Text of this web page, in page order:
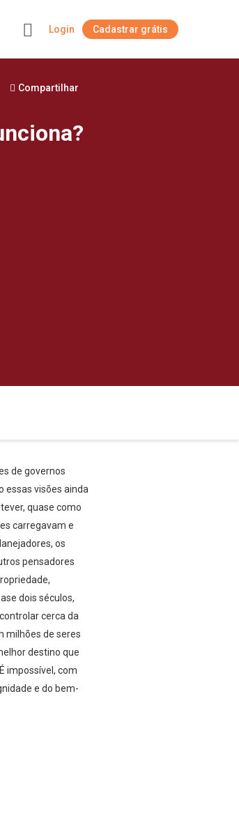
Login Cadastrar grátis
Compartilhar
de governos
essas visões ainda
quase como
carregavam e
os
pensadores
dois séculos,
cerca da
milhões de seres
destino que
impossível, com
e do bem-